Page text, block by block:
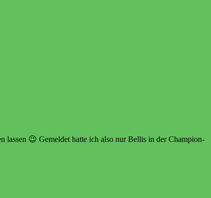
😉 Gemeldet hatte ich also nur Bellis in der Champion-